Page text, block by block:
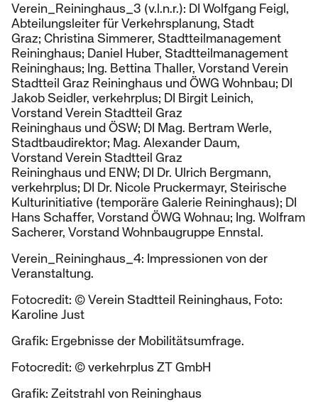
Verein_Reininghaus_3 (v.l.n.r.): DI Wolfgang Feigl,
Abteilungsleiter für Verkehrsplanung, Stadt
Graz; Christina Simmerer, Stadtteilmanagement
Reininghaus; Daniel Huber, Stadtteilmanagement
Reininghaus; Ing. Bettina Thaller, Vorstand Verein
Stadtteil Graz Reininghaus und ÖWG Wohnbau; DI
Jakob Seidler, verkehrplus; DI Birgit Leinich,
Vorstand Verein Stadtteil Graz
Reininghaus und ÖSW; DI Mag. Bertram Werle,
Stadtbaudirektor; Mag. Alexander Daum,
Vorstand Verein Stadtteil Graz
Reininghaus und ENW; DI Dr. Ulrich Bergmann,
verkehrplus; DI Dr. Nicole Pruckermayr, Steirische
Kulturinitiative (temporäre Galerie Reininghaus); DI
Hans Schaffer, Vorstand ÖWG Wohnau; Ing. Wolfram
Sacherer, Vorstand Wohnbaugruppe Ennstal.
Verein_Reininghaus_4: Impressionen von der
Veranstaltung.
Fotocredit: © Verein Stadtteil Reininghaus, Foto:
Karoline Just
Grafik: Ergebnisse der Mobilitätsumfrage.
Fotocredit: © verkehrplus ZT GmbH
Grafik: Zeitstrahl von Reininghaus